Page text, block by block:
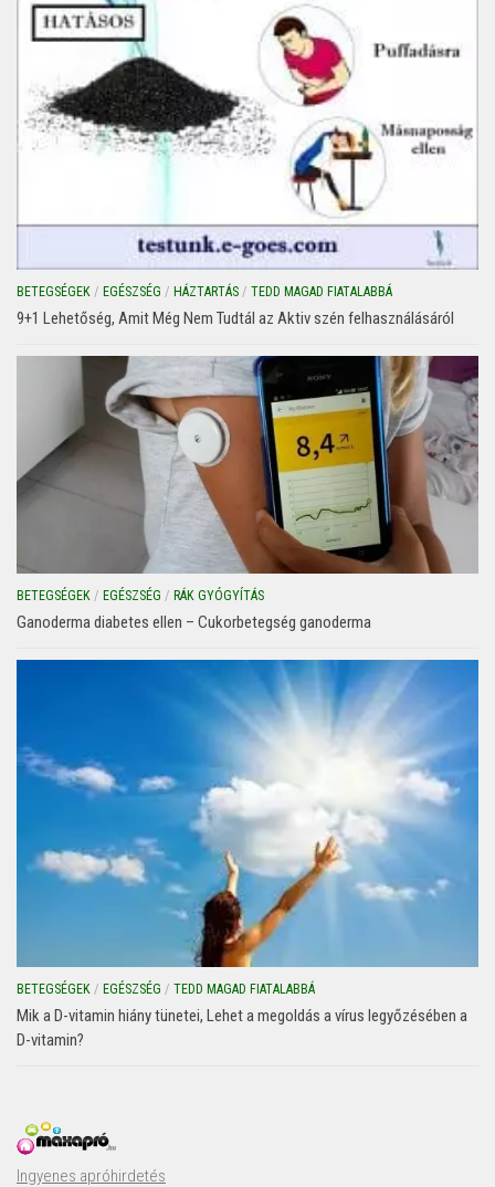
BETEGSÉGEK / EGÉSZSÉG / HÁZTARTÁS / TEDD MAGAD FIATALABBÁ
9+1 Lehetőség, Amit Még Nem Tudtál az Aktiv szén felhasználásáról
BETEGSÉGEK / EGÉSZSÉG / RÁK GYÓGYÍTÁS
Ganoderma diabetes ellen – Cukorbetegség ganoderma
BETEGSÉGEK / EGÉSZSÉG / TEDD MAGAD FIATALABBÁ
Mik a D-vitamin hiány tünetei, Lehet a megoldás a vírus legyőzésében a
D-vitamin?
Ingyenes apróhirdetés